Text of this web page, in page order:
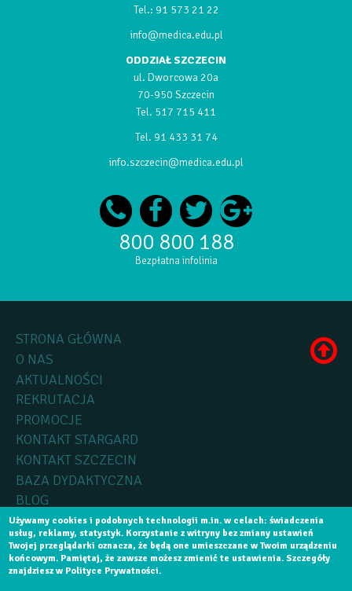
Tel.: 91 573 21 22
info@medica.edu.pl
ODDZIAŁ SZCZECIN
ul. Dworcowa 20a
70-950 Szczecin
Tel. 517 715 411
Tel. 91 433 31 74
info.szczecin@medica.edu.pl
800 800 188
Bezpłatna infolinia
STRONA GŁÓWNA
O NAS
AKTUALNOŚCI
REKRUTACJA
PROMOCJE
KONTAKT STARGARD
KONTAKT SZCZECIN
BAZA DYDAKTYCZNA
BLOG
Copyright byMedica Collegium2015, Wszelkie prawa zastrzeżone.
Realizacja:Software House SzczecinAplikacje Mobilne Szczecin
Używamy cookies i podobnych technologii m.in. w celach: świadczenia
usług, reklamy, statystyk. Korzystanie z witryny bez zmiany ustawień
Twojej przeglądarki oznacza, że będą one umieszczane w Twoim urządzeniu
końcowym. Pamiętaj, że zawsze możesz zmienić te ustawienia. Szczegóły
znajdziesz w Polityce Prywatności.